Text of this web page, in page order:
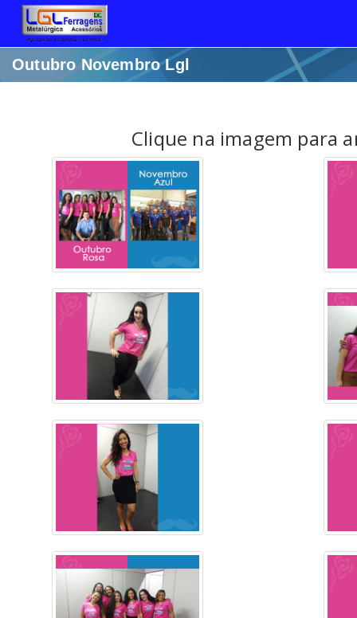
Outubro Novembro Lgl
Clique na imagem para